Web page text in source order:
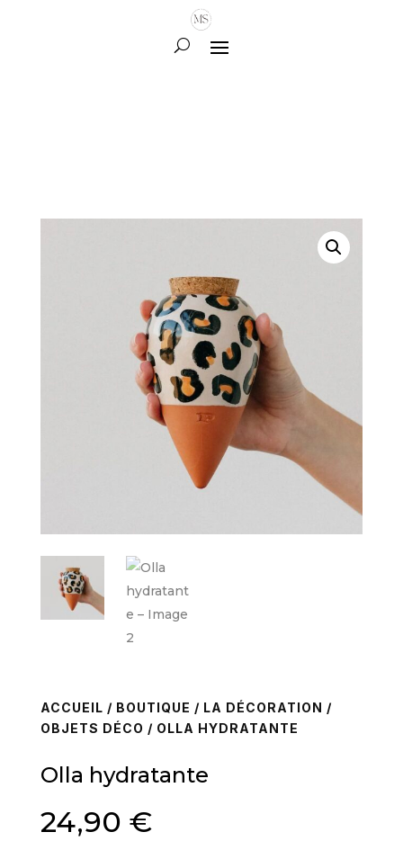
ACCUEIL / BOUTIQUE / LA DÉCORATION /
OBJETS DÉCO / OLLA HYDRATANTE
Olla hydratante
24,90 €